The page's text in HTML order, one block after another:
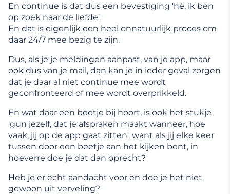
En continue is dat dus een bevestiging 'hé, ik ben
op zoek naar de liefde'.
En dat is eigenlijk een heel onnatuurlijk proces om
daar 24/7 mee bezig te zijn.
Dus, als je je meldingen aanpast, van je app, maar
ook dus van je mail, dan kan je in ieder geval zorgen
dat je daar al niet continue mee wordt
geconfronteerd of mee wordt overprikkeld.
En wat daar een beetje bij hoort, is ook het stukje
'gun jezelf, dat je afspraken maakt wanneer, hoe
vaak, jij op de app gaat zitten', want als jij elke keer
tussen door een beetje aan het kijken bent, in
hoeverre doe je dat dan oprecht?
Heb je er echt aandacht voor en doe je het niet
gewoon uit verveling?